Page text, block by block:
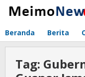
Lewati
Beranda Berita
Tag: